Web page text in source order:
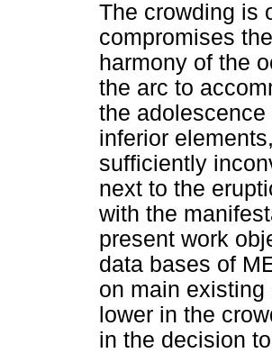
The crowding is
compromises
harmony of the
the arc to
the
inferior
sufficiently
next to the
with the
present work
data bases of
on main
lower in the
in the decision